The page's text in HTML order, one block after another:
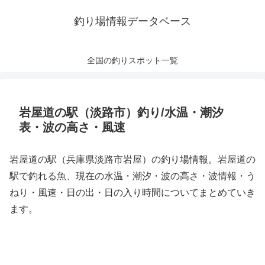
釣り場情報データベース
全国の釣りスポット一覧
岩屋道の駅（淡路市）釣り/水温・潮汐
表・波の高さ・風速
岩屋道の駅（兵庫県淡路市岩屋）の釣り場情報。岩屋道の
駅で釣れる魚、現在の水温・潮汐・波の高さ・波情報・う
ねり・風速・日の出・日の入り時間についてまとめていき
ます。